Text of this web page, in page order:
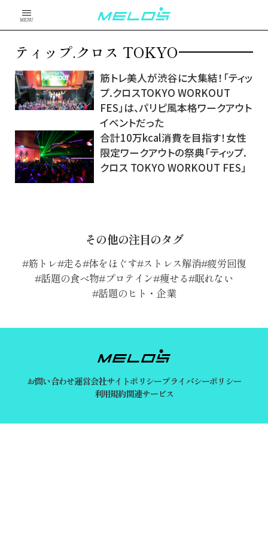
MENU
ティップ.クロス TOKYO
筋トレ美人が渋谷に大集結！「ティッ
プ.クロスTOKYO WORKOUT
FES」は、パリピ風本格ワークアウト
イベントだった
合計10万kcal消費を目指す！女性
限定ワークアウトの祭典「ティップ.
クロス TOKYO WORKOUT FES」
その他の注目のタグ
筋トレ 走る 体をほぐす ストレス解消 疲労回復
話題の食べ物 プロテイン 痩せる 眠れない
話題のヒト・企業
お問い合わせ運営会社サイトポリシープライバシーポリシー
利用規約関連サービス